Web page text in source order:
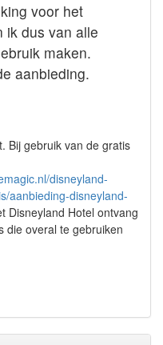
voor het
ik dus van alle
maken.
aanbieding.
Bij gebruik van de gratis
disneyland-
aanbieding-disneyland-
Disneyland Hotel ontvang
die overal te gebruiken